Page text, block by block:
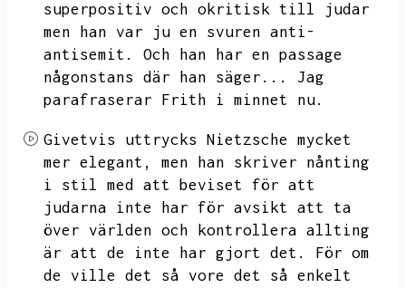
superpositiv och okritisk till judar
men han var ju en svuren anti-
antisemit.
Och han har en passage
någonstans där han säger...
Jag
parafraserar Frith i minnet nu.
Givetvis uttrycks Nietzsche mycket
mer elegant,
men han skriver nånting
i stil med att beviset för att
judarna inte har för avsikt att ta
över världen och kontrollera allting
är att de inte har gjort det.
För om
de ville det så vore det så enkelt